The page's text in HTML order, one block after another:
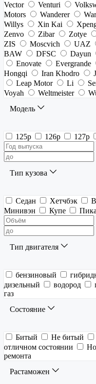
Vector
Venturi
Motors
Wanderer
Willys
Xin Kai
Zenvo
Zibar Zotye
ZIS
Moscvich UAZ
BAW
DFSC Dayun
Enovate
Evergrande
Hongqi
Iran Khodro
Leap Motor
Li
Voyah
Weltmeister
Модель
125p 126p 127p
Тип кузова
Седан Хетчбэк
Минивэн
Купе
Тип двигателя
бензиновый
дизельный
водород
газ
Состояние
Битый Не битый
отличном состоянии
ремонта
Растаможен